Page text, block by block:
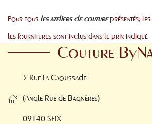
Pour tous les ateliers de coutureprésentés, les
les fournitures sont inclus dans le prix indiqué
Couture
5 Rue La Caoussade
(Angle Rue de Bagnères)
09140 SEIX